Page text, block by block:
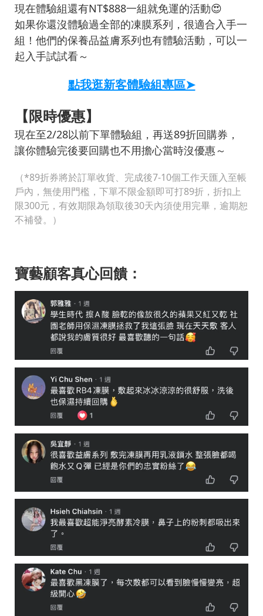
現在體驗組還有NT$888一組就免運的活動😍
如果你還沒體驗過全部的凍膜系列，很適合入手一
組！他們的保養品益膚系列也有體驗活動，可以一
起入手試試看～
點我逛新客體驗組專區➤
【限時優惠】
現在至2/28以前下單體驗組，再送89折回購券，
讓你體驗完後要回購也不用擔心當時沒優惠～
（*89折券將於訂單收貨、完成後7-10個工作天匯入至帳
戶內，無使用門檻，下單不限金額即可打89折，折扣上
限300元，有效期限為領取後30天內須使用完畢，逾期恕
不補發。）
寶藝顧客真心回饋：